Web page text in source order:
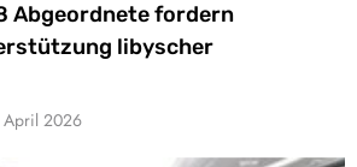
Abgeordnete fordern
libyscher
April 2026